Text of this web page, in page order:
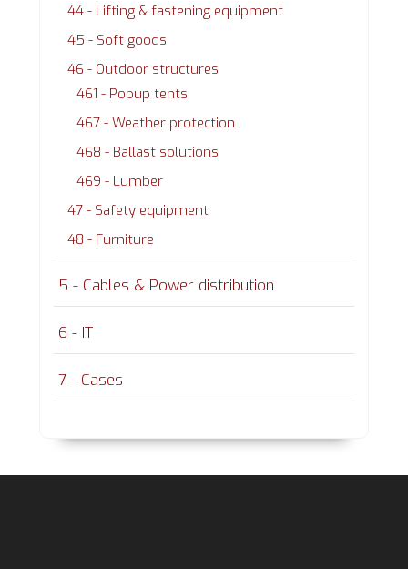
44 - Lifting & fastening equipment
45 - Soft goods
46 - Outdoor structures
461 - Popup tents
467 - Weather protection
468 - Ballast solutions
469 - Lumber
47 - Safety equipment
48 - Furniture
5 - Cables & Power distribution
6 - IT
7 - Cases